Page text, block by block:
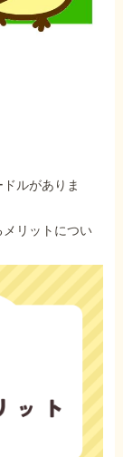
ルがありま
リットについ